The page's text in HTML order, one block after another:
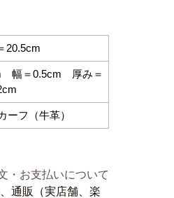
20.5cm
幅＝0.5cm 厚み＝
フ（牛革）
・お支払いについて
通販（実店舗、楽